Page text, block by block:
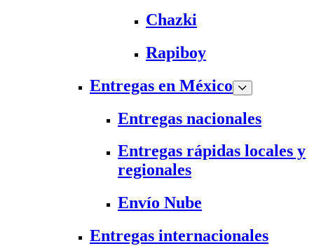
Chazki
Rapiboy
Entregas en México
Entregas nacionales
Entregas rápidas locales y
regionales
Envío Nube
Entregas internacionales